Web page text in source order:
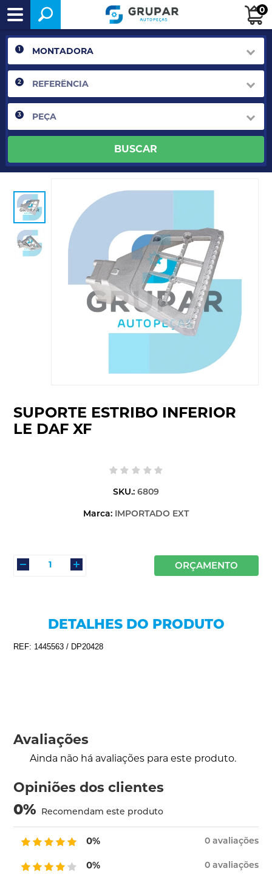
0
1
2
3
BUSCAR
SUPORTE ESTRIBO INFERIOR
LE DAF XF
SKU.: 6809
Marca: IMPORTADO EXT
ORÇAMENTO
DETALHES DO PRODUTO
REF: 1445563 / DP20428
Avaliações
Ainda não há avaliações para este produto.
Opiniões dos clientes
0% Recomendam este produto
0% 0 avaliações
0% 0 avaliações